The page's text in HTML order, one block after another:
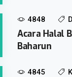
4848
Acara Halal
Baharun
4845